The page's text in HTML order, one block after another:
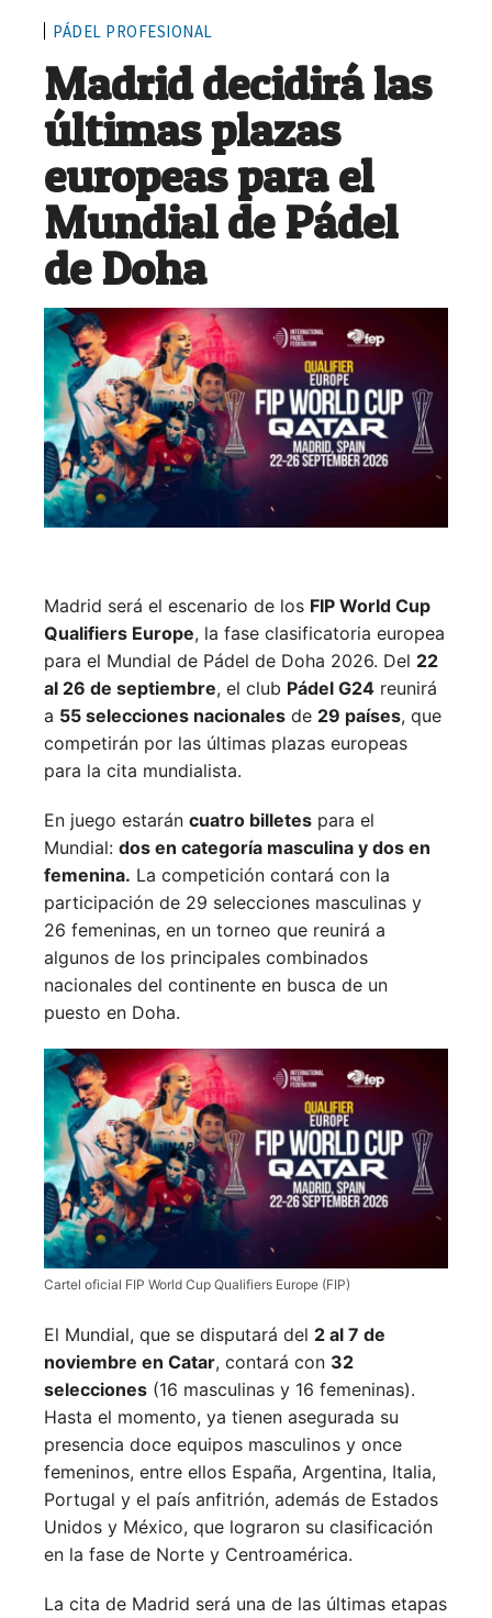
PÁDEL PROFESIONAL
Madrid decidirá las
últimas plazas
europeas para el
Mundial de Pádel
de Doha
Madrid será el escenario de los FIP World Cup
Qualifiers Europe, la fase clasificatoria europea
para el Mundial de Pádel de Doha 2026. Del 22
al 26 de septiembre, el club Pádel G24 reunirá
a 55 selecciones nacionales de 29 países, que
competirán por las últimas plazas europeas
para la cita mundialista.
En juego estarán cuatro billetes para el
Mundial: dos en categoría masculina y dos en
femenina. La competición contará con la
participación de 29 selecciones masculinas y
26 femeninas, en un torneo que reunirá a
algunos de los principales combinados
nacionales del continente en busca de un
puesto en Doha.
Cartel oficial FIP World Cup Qualifiers Europe (FIP)
El Mundial, que se disputará del 2 al 7 de
noviembre en Catar, contará con 32
selecciones (16 masculinas y 16 femeninas).
Hasta el momento, ya tienen asegurada su
presencia doce equipos masculinos y once
femeninos, entre ellos España, Argentina, Italia,
Portugal y el país anfitrión, además de Estados
Unidos y México, que lograron su clasificación
en la fase de Norte y Centroamérica.
La cita de Madrid será una de las últimas etapas